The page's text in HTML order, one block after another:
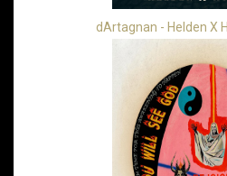
dArtagnan - Helden X